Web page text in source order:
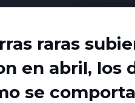
raras
en abril, los
se